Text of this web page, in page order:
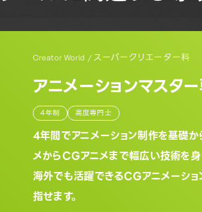
Creator World / スーパークリエーター科
アニメーションマスタ
4年制 高度専門士
4年間でアニメーション制作を基礎
メからCGアニメまで幅広い技術を身
海外でも活躍できるCGアニメーショ
指せます。